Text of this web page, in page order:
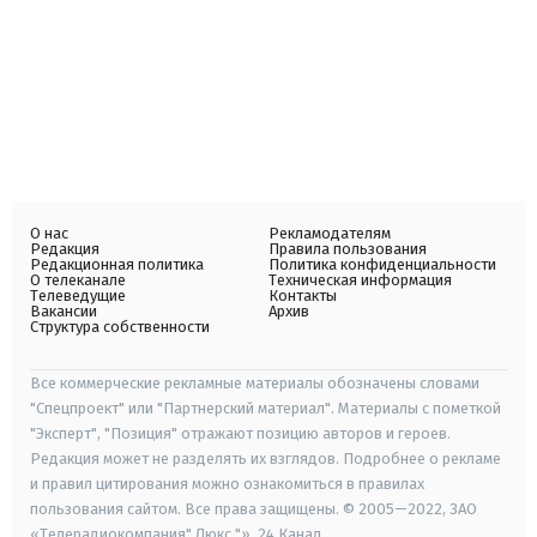
О нас
Редакция
Редакционная политика
О телеканале
Телеведущие
Вакансии
Структура собственности
Рекламодателям
Правила пользования
Политика конфиденциальности
Техническая информация
Контакты
Архив
Все коммерческие рекламные материалы обозначены словами
"Спецпроект" или "Партнерский материал". Материалы с пометкой
"Эксперт", "Позиция" отражают позицию авторов и героев.
Редакция может не разделять их взглядов. Подробнее о рекламе
и правил цитирования можно ознакомиться в правилах
пользования сайтом. Все права защищены. © 2005—2022, ЗАО